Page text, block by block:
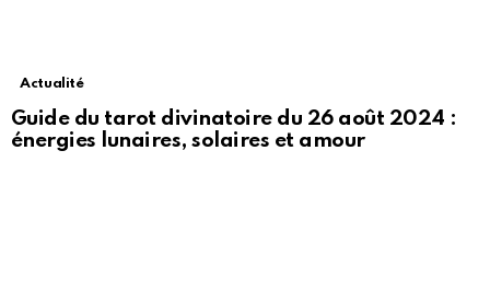
Actualité
Guide du tarot divinatoire du 26 août 2024 :
énergies lunaires, solaires et amour